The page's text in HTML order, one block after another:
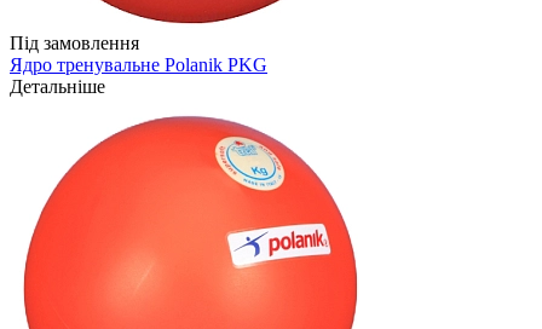
Під замовлення
Ядро тренувальне Polanik PKG
Детальніше